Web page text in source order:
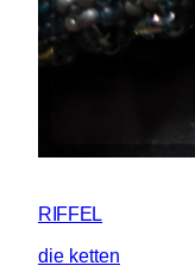
RIFFEL
die ketten